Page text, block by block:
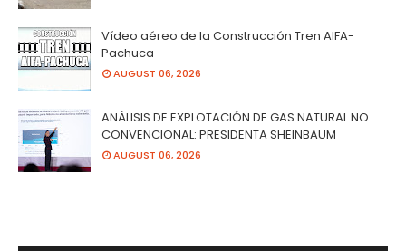
Vídeo aéreo de la Construcción Tren AIFA-
Pachuca
AUGUST 06, 2026
ANÁLISIS DE EXPLOTACIÓN DE GAS NATURAL NO
CONVENCIONAL: PRESIDENTA SHEINBAUM
AUGUST 06, 2026